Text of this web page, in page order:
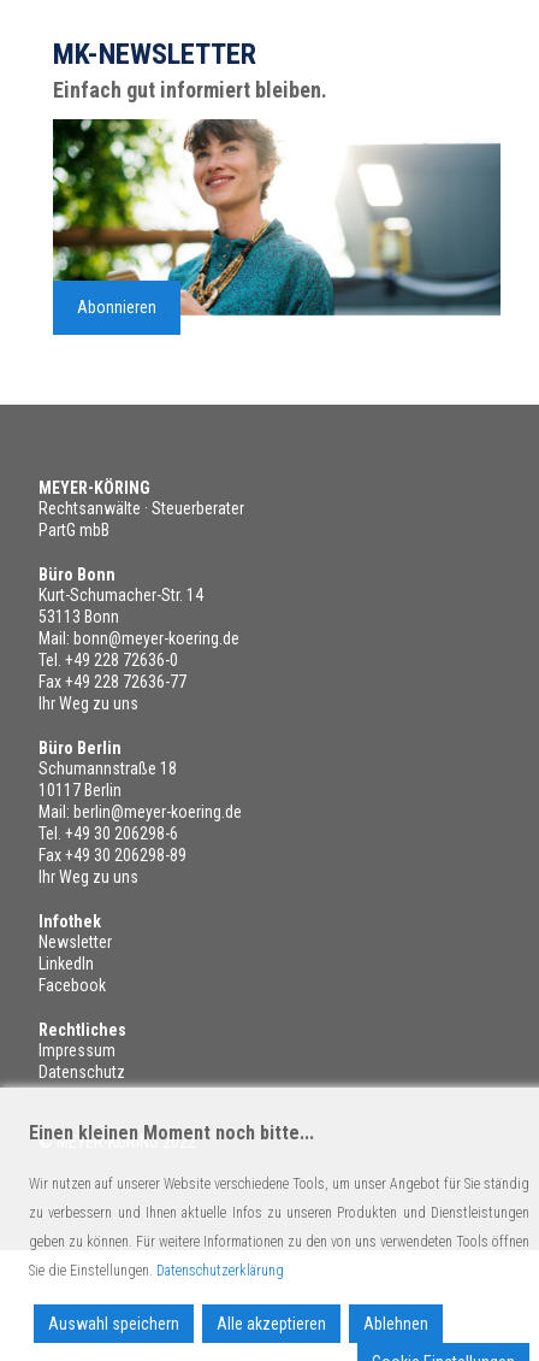
MK-NEWSLETTER
Einfach gut informiert bleiben.
Abonnieren
MEYER-KÖRING
Rechtsanwälte · Steuerberater
PartG mbB
Büro Bonn
Kurt-Schumacher-Str. 14
53113 Bonn
Mail: bonn@meyer-koering.de
Tel. +49 228 72636-0
Fax +49 228 72636-77
Ihr Weg zu uns
Büro Berlin
Schumannstraße 18
10117 Berlin
Mail: berlin@meyer-koering.de
Tel. +49 30 206298-6
Fax +49 30 206298-89
Ihr Weg zu uns
Infothek
Newsletter
LinkedIn
Facebook
Rechtliches
Impressum
Datenschutz
© MEYER-KÖRING 2022
Einen kleinen Moment noch bitte...
Wir nutzen auf unserer Website verschiedene Tools, um unser Angebot für Sie ständig
zu verbessern und Ihnen aktuelle Infos zu unseren Produkten und Dienstleistungen
geben zu können. Für weitere Informationen zu den von uns verwendeten Tools öffnen
Sie die Einstellungen. Datenschutzerklärung
Auswahl speichern Alle akzeptieren
Ablehnen